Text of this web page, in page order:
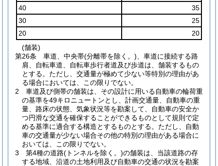
40
35
30
25
20
20
(舗装)
第26条
車道、中央帯(分離帯を除く。) 、車道に接続する路
肩、自転車道、自転車歩行者道及び歩道は、舗装するもの
とする。 ただし、交通量が極めて少ない等特別の理由があ
る場合においては、この限りでない。
2
車道及び側帯の舗装は、その設計に用いる自動車の輪荷重
の基準を49キロニュートンとし、計画交通量、自動車の重
量、路床の状態、気象状況等を勘案して、自動車の安全か
つ円滑な交通を確保することができるものとして規則で定
める基準に適合する構造とするものとする。 ただし、自動
車の交通量が少ない場合その他の特別の理由がある場合に
おいては、この限りでない。
3
第4種の道路(トンネルを除く。)の舗装は、当該道路の存
する地域、沿道の土地利用及び自動車の交通の状況を勘案